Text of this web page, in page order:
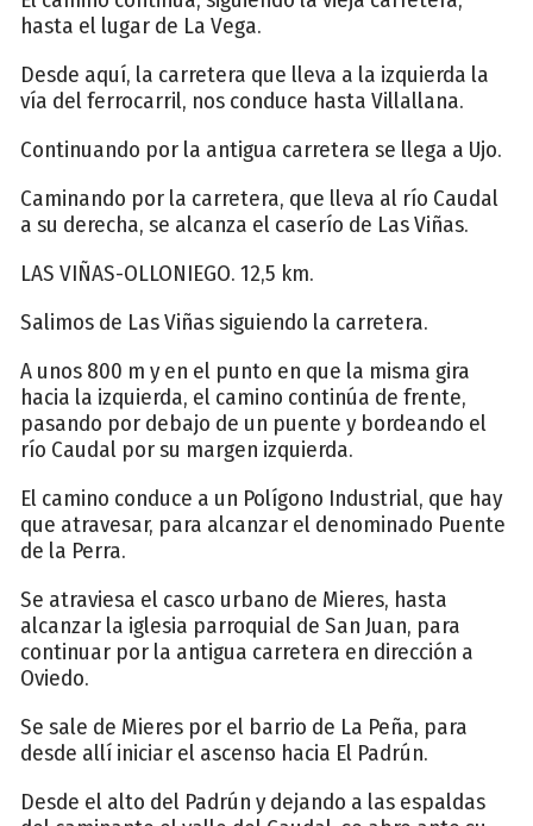
hasta el lugar de La Vega.
Desde aquí, la carretera que lleva a la izquierda la
vía del ferrocarril, nos conduce hasta Villallana.
Continuando por la antigua carretera se llega a Ujo.
Caminando por la carretera, que lleva al río Caudal
a su derecha, se alcanza el caserío de Las Viñas.
LAS VIÑAS-OLLONIEGO. 12,5 km.
Salimos de Las Viñas siguiendo la carretera.
A unos 800 m y en el punto en que la misma gira
hacia la izquierda, el camino continúa de frente,
pasando por debajo de un puente y bordeando el
río Caudal por su margen izquierda.
El camino conduce a un Polígono Industrial, que hay
que atravesar, para alcanzar el denominado Puente
de la Perra.
Se atraviesa el casco urbano de Mieres, hasta
alcanzar la iglesia parroquial de San Juan, para
continuar por la antigua carretera en dirección a
Oviedo.
Se sale de Mieres por el barrio de La Peña, para
desde allí iniciar el ascenso hacia El Padrún.
Desde el alto del Padrún y dejando a las espaldas